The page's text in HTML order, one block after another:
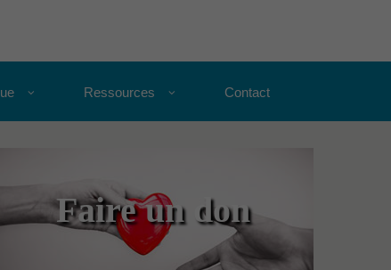
Ressources Contact
Faire un don